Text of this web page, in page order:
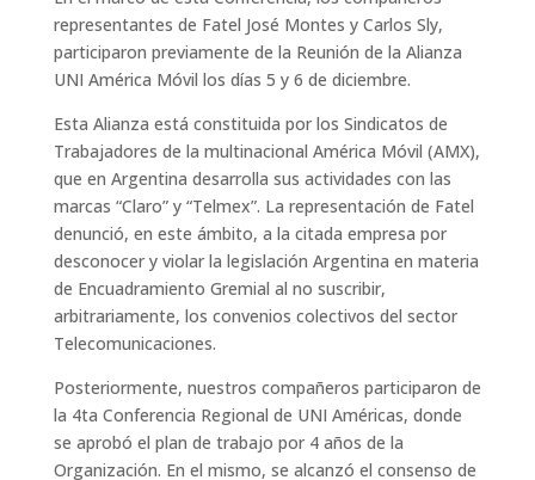
representantes de Fatel José Montes y Carlos Sly,
participaron previamente de la Reunión de la Alianza
UNI América Móvil los días 5 y 6 de diciembre.
Esta Alianza está constituida por los Sindicatos de
Trabajadores de la multinacional América Móvil (AMX),
que en Argentina desarrolla sus actividades con las
marcas “Claro” y “Telmex”. La representación de Fatel
denunció, en este ámbito, a la citada empresa por
desconocer y violar la legislación Argentina en materia
de Encuadramiento Gremial al no suscribir,
arbitrariamente, los convenios colectivos del sector
Telecomunicaciones.
Posteriormente, nuestros compañeros participaron de
la 4ta Conferencia Regional de UNI Américas, donde
se aprobó el plan de trabajo por 4 años de la
Organización. En el mismo, se alcanzó el consenso de